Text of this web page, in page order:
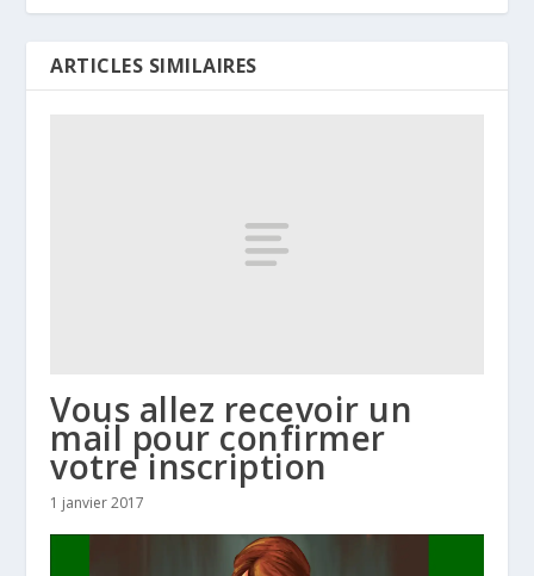
ARTICLES SIMILAIRES
Vous allez recevoir un
mail pour confirmer
votre inscription
1 janvier 2017